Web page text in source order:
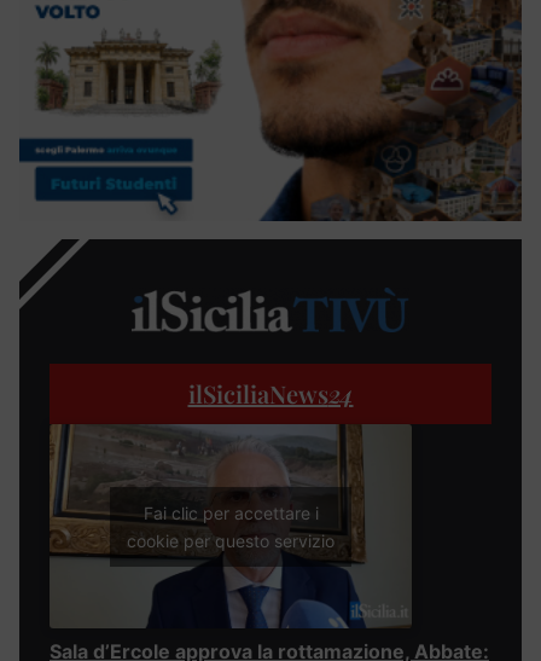
ilSiciliaNews24
Fai clic per accettare i
cookie per questo servizio
Sala d’Ercole approva la rottamazione, Abbate: